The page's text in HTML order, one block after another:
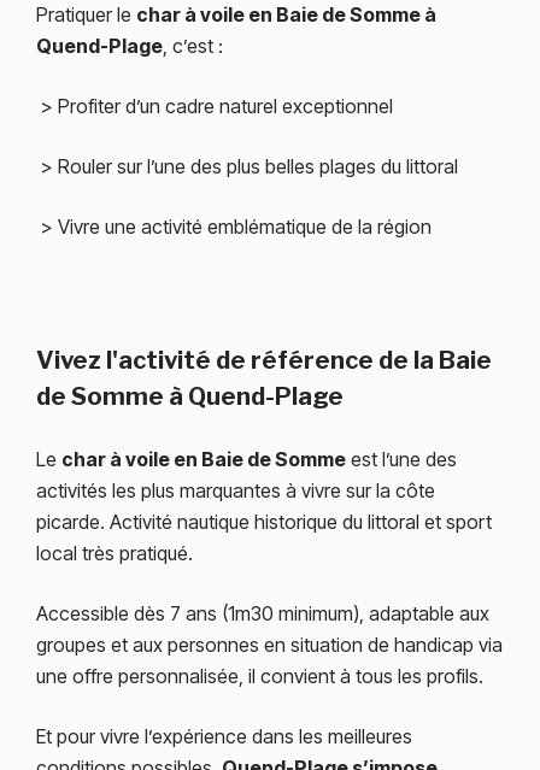
Pratiquer le char à voile en Baie de Somme à
Quend-Plage, c’est :
> Profiter d’un cadre naturel exceptionnel
> Rouler sur l’une des plus belles plages du littoral
> Vivre une activité emblématique de la région
Vivez l'activité de référence de la Baie
de Somme à Quend-Plage
Le char à voile en Baie de Sommeest l’une des
activités les plus marquantes à vivre sur la côte
picarde. Activité nautique historique du littoral et sport
local très pratiqué.
Accessible dès 7 ans (1m30 minimum), adaptable aux
groupes et aux personnes en situation de handicap via
une offre personnalisée, il convient à tous les profils.
Et pour vivre l’expérience dans les meilleures